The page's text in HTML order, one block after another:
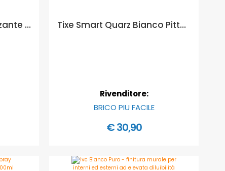
Vip Casablanca Igienizzante idropittura murale per interni - Formato in litri: 1 lt Tixe Smart Quarz Bianco Pittura Al Quarzo - Formato in litri: 4 lt
Rivenditore:
BRICO PIU FACILE
€ 30,90